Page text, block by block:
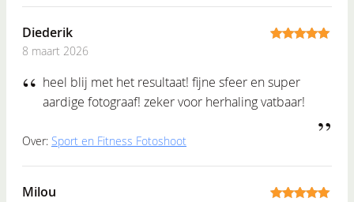
Diederik
8 maart 2026
heel blij met het resultaat! fijne sfeer en super
aardige fotograaf! zeker voor herhaling vatbaar!
Over: Sport en Fitness Fotoshoot
Milou